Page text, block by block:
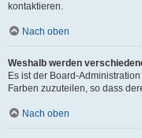
kontaktieren.
Nach oben
Weshalb werden
Es ist der Board-
Farben zuzuteilen, so dass
Nach oben